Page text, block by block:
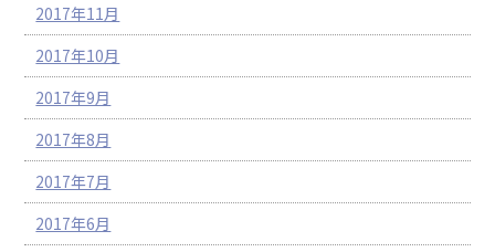
2017年11月
2017年10月
2017年9月
2017年8月
2017年7月
2017年6月